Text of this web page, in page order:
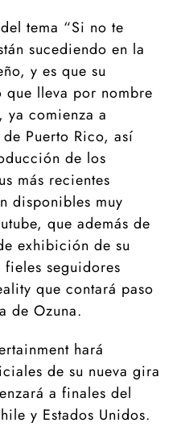
tema “Si no te
sucediendo en la
y es que su
que lleva por nombre
ya comienza a
Puerto Rico, así
de los
más recientes
disponibles muy
que además de
exhibición de su
seguidores
que contará paso
de Ozuna.
hará
de su nueva gira
a finales del
y Estados Unidos.